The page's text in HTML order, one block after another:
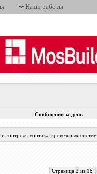
Наши работы
Сообщения за день
контроля монтажа кровельных систем
Страница 2 из 18